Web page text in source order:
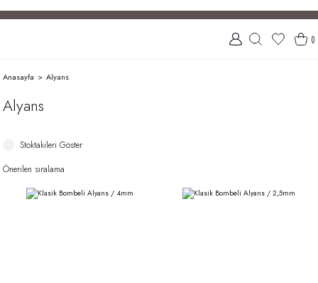
()
Anasayfa Alyans
Alyans
Stoktakileri Göster